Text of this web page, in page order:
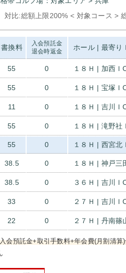
対比:総額上限200% < 対象コース >
書換料
入会預託金
退会時返金
ホール | 最寄り
55 0 １８Ｈ | 加西Ｉ
55 0 １８Ｈ | 宝塚Ｉ
11 0 １８Ｈ | 吉川Ｉ
55 0 １８Ｈ | 滝野社
55 0 １８Ｈ | 西宮北
38.5 0 １８Ｈ | 神戸三
38.5 0 ３６Ｈ | 吉川Ｉ
33 0 ２７Ｈ | 吉川Ｉ
22 0 ２７Ｈ | 丹南篠
会預託金+取引手数料+年会費(月割清算